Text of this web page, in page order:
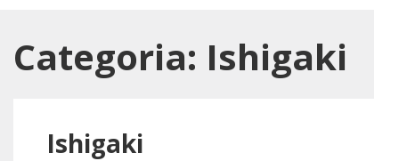
Categoria: Ishigaki
Ishigaki